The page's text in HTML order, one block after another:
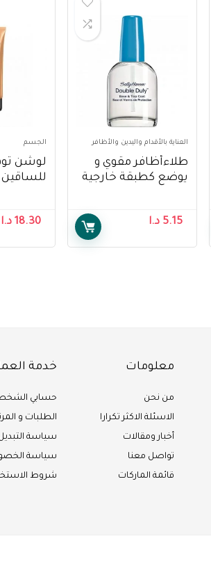
العناية بالأقدام واليدين والأظافر
طلاءأظافر مقوي و
يوضع كطبقة خارجية
Hansen Double Duty-
5.15 د.ا
الجسم
لوشن
Brush
18.30 د.ا
معلومات
من نحن
الاسئلة الاكثر تكرارا
أخبار ومقالات
تواصل معنا
قائمة الماركات
خدمة
حسابي
الطلبات و
سياسة التبديل
سياسة
شروط